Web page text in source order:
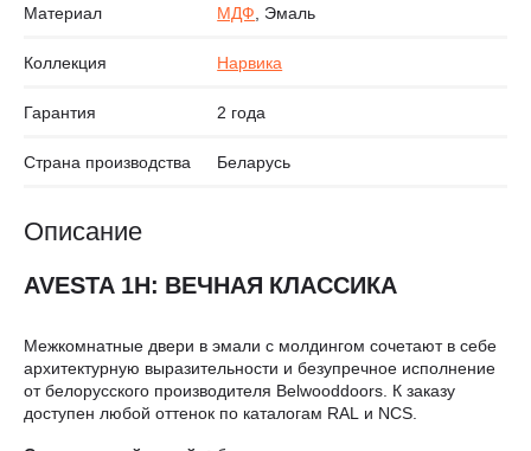
Материал МДФ, Эмаль
Коллекция Нарвика
Гарантия 2 года
Страна производства Беларусь
Описание
AVESTA 1H: ВЕЧНАЯ КЛАССИКА
Межкомнатные двери в эмали с молдингом сочетают в себе
архитектурную выразительности и безупречное исполнение
от белорусского производителя Belwooddoors. К заказу
доступен любой оттенок по каталогам RAL и NCS.